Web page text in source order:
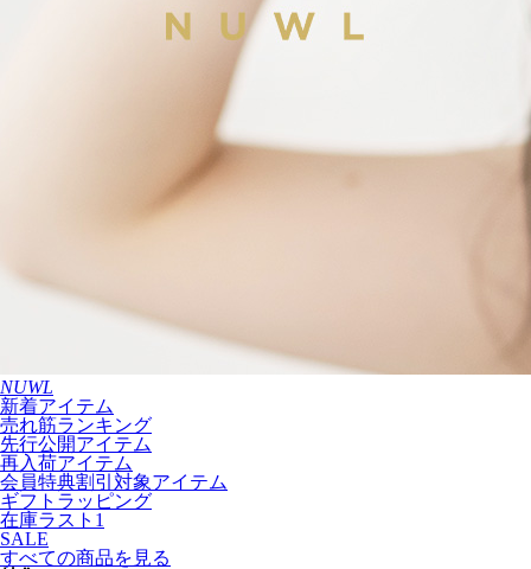
NUWL
新着アイテム
売れ筋ランキング
先行公開アイテム
再入荷アイテム
会員特典割引対象アイテム
ギフトラッピング
在庫ラスト1
SALE
すべての商品を見る